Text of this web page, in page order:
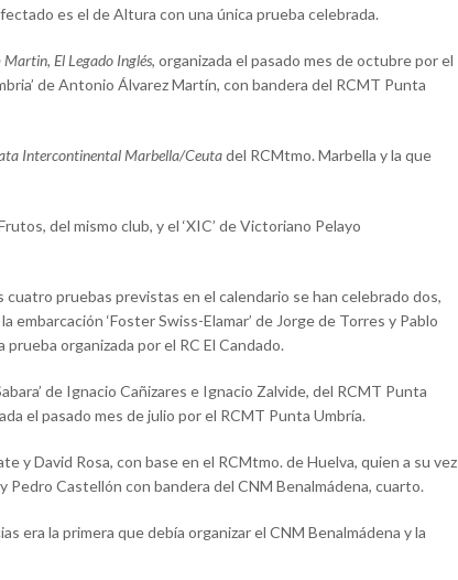
es el de Altura con una única prueba celebrada.
El Legado Inglés, organizada el pasado mes de octubre por el
de Antonio Álvarez Martín, con bandera del RCMT Punta
Intercontinental Marbella/Ceutadel RCMtmo. Marbella y la que
del mismo club, y el ‘XIC’ de Victoriano Pelayo
cuatro pruebas previstas en el calendario se han celebrado dos,
‘Foster Swiss-Elamar’ de Jorge de Torres y Pablo
organizada por el RC El Candado.
de Ignacio Cañizares e Ignacio Zalvide, del RCMT Punta
el pasado mes de julio por el RCMT Punta Umbría.
y David Rosa, con base en el RCMtmo. de Huelva, quien a su vez
Pedro Castellón con bandera del CNM Benalmádena, cuarto.
era la primera que debía organizar el CNM Benalmádena y la